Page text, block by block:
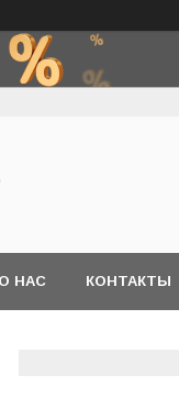
О НАС КОНТАКТЫ